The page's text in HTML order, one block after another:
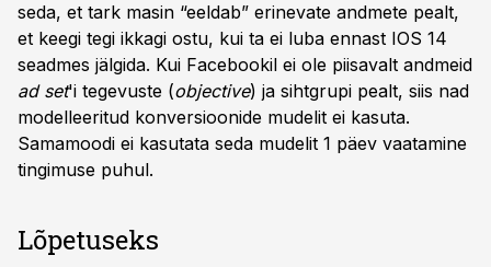
seda, et tark masin “eeldab” erinevate andmete pealt,
et keegi tegi ikkagi ostu, kui ta ei luba ennast IOS 14
seadmes jälgida. Kui Facebookil ei ole piisavalt andmeid
ad set'i tegevuste (objective) ja sihtgrupi pealt, siis nad
modelleeritud konversioonide mudelit ei kasuta.
Samamoodi ei kasutata seda mudelit 1 päev vaatamine
tingimuse puhul.
Lõpetuseks